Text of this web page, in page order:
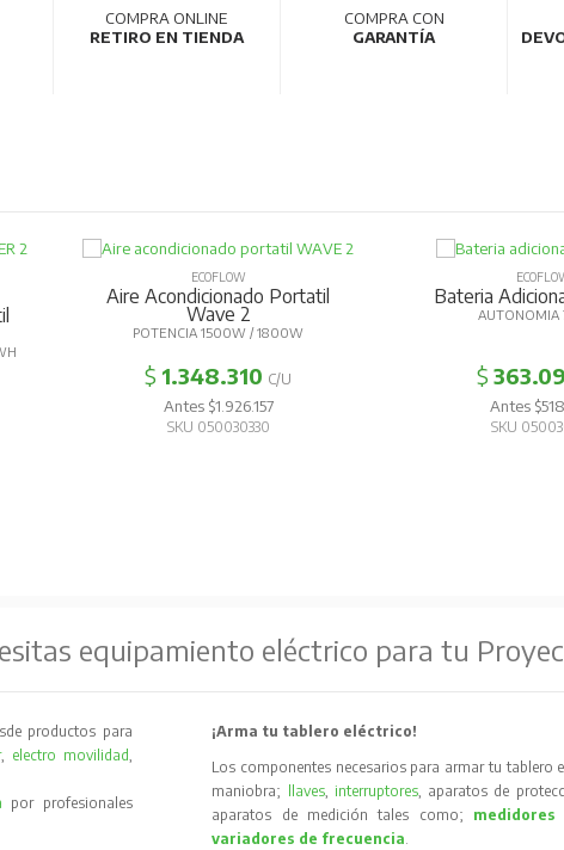
COMPRA ONLINE
RETIRO EN TIENDA
COMPRA CON
GARANTÍA
ECOFLOW
Aire Acondicionado Portatil
Wave 2
POTENCIA 1500W / 1800W
$ 1.348.310 C/U
Antes $1.926.157
SKU 050030330
ECOFLOW
Bateria
AUTONOMIA
$
Antes
SKU
equipamiento eléctrico para tu
productos para
, electro movilidad,
por profesionales
¡Arma tu tablero eléctrico!
Los componentes necesarios para armar tu tablero
maniobra;
llaves, interruptores, aparatos de
aparatos de medición tales como;
variadores de frecuencia.